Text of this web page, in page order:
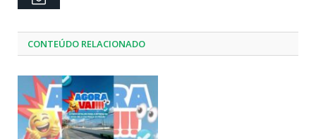
CONTEÚDO RELACIONADO